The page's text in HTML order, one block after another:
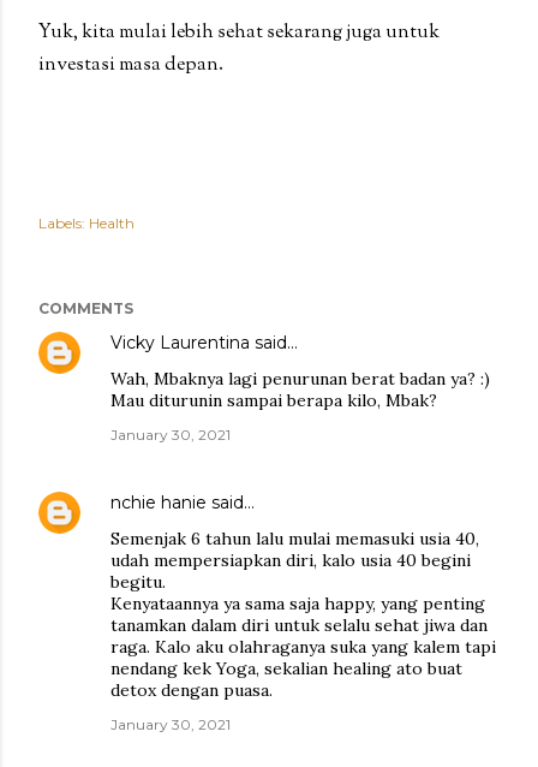
Yuk, kita mulai lebih sehat sekarang juga untuk
investasi masa depan.
Labels: Health
COMMENTS
Vicky Laurentina said…
Wah, Mbaknya lagi penurunan berat badan ya? :)
Mau diturunin sampai berapa kilo, Mbak?
January 30, 2021
nchie hanie said…
Semenjak 6 tahun lalu mulai memasuki usia 40,
udah mempersiapkan diri, kalo usia 40 begini
begitu.
Kenyataannya ya sama saja happy, yang penting
tanamkan dalam diri untuk selalu sehat jiwa dan
raga. Kalo aku olahraganya suka yang kalem tapi
nendang kek Yoga, sekalian healing ato buat
detox dengan puasa.
January 30, 2021